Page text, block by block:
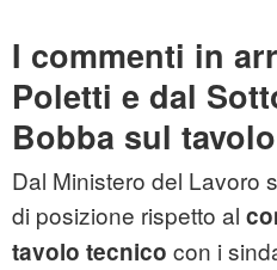
I commenti in
Poletti e dal
Bobba sul
Dal Ministero del Lavoro
di posizione rispetto al
tavolo tecnico con i